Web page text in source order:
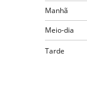
Manhã
Meio-dia
Tarde